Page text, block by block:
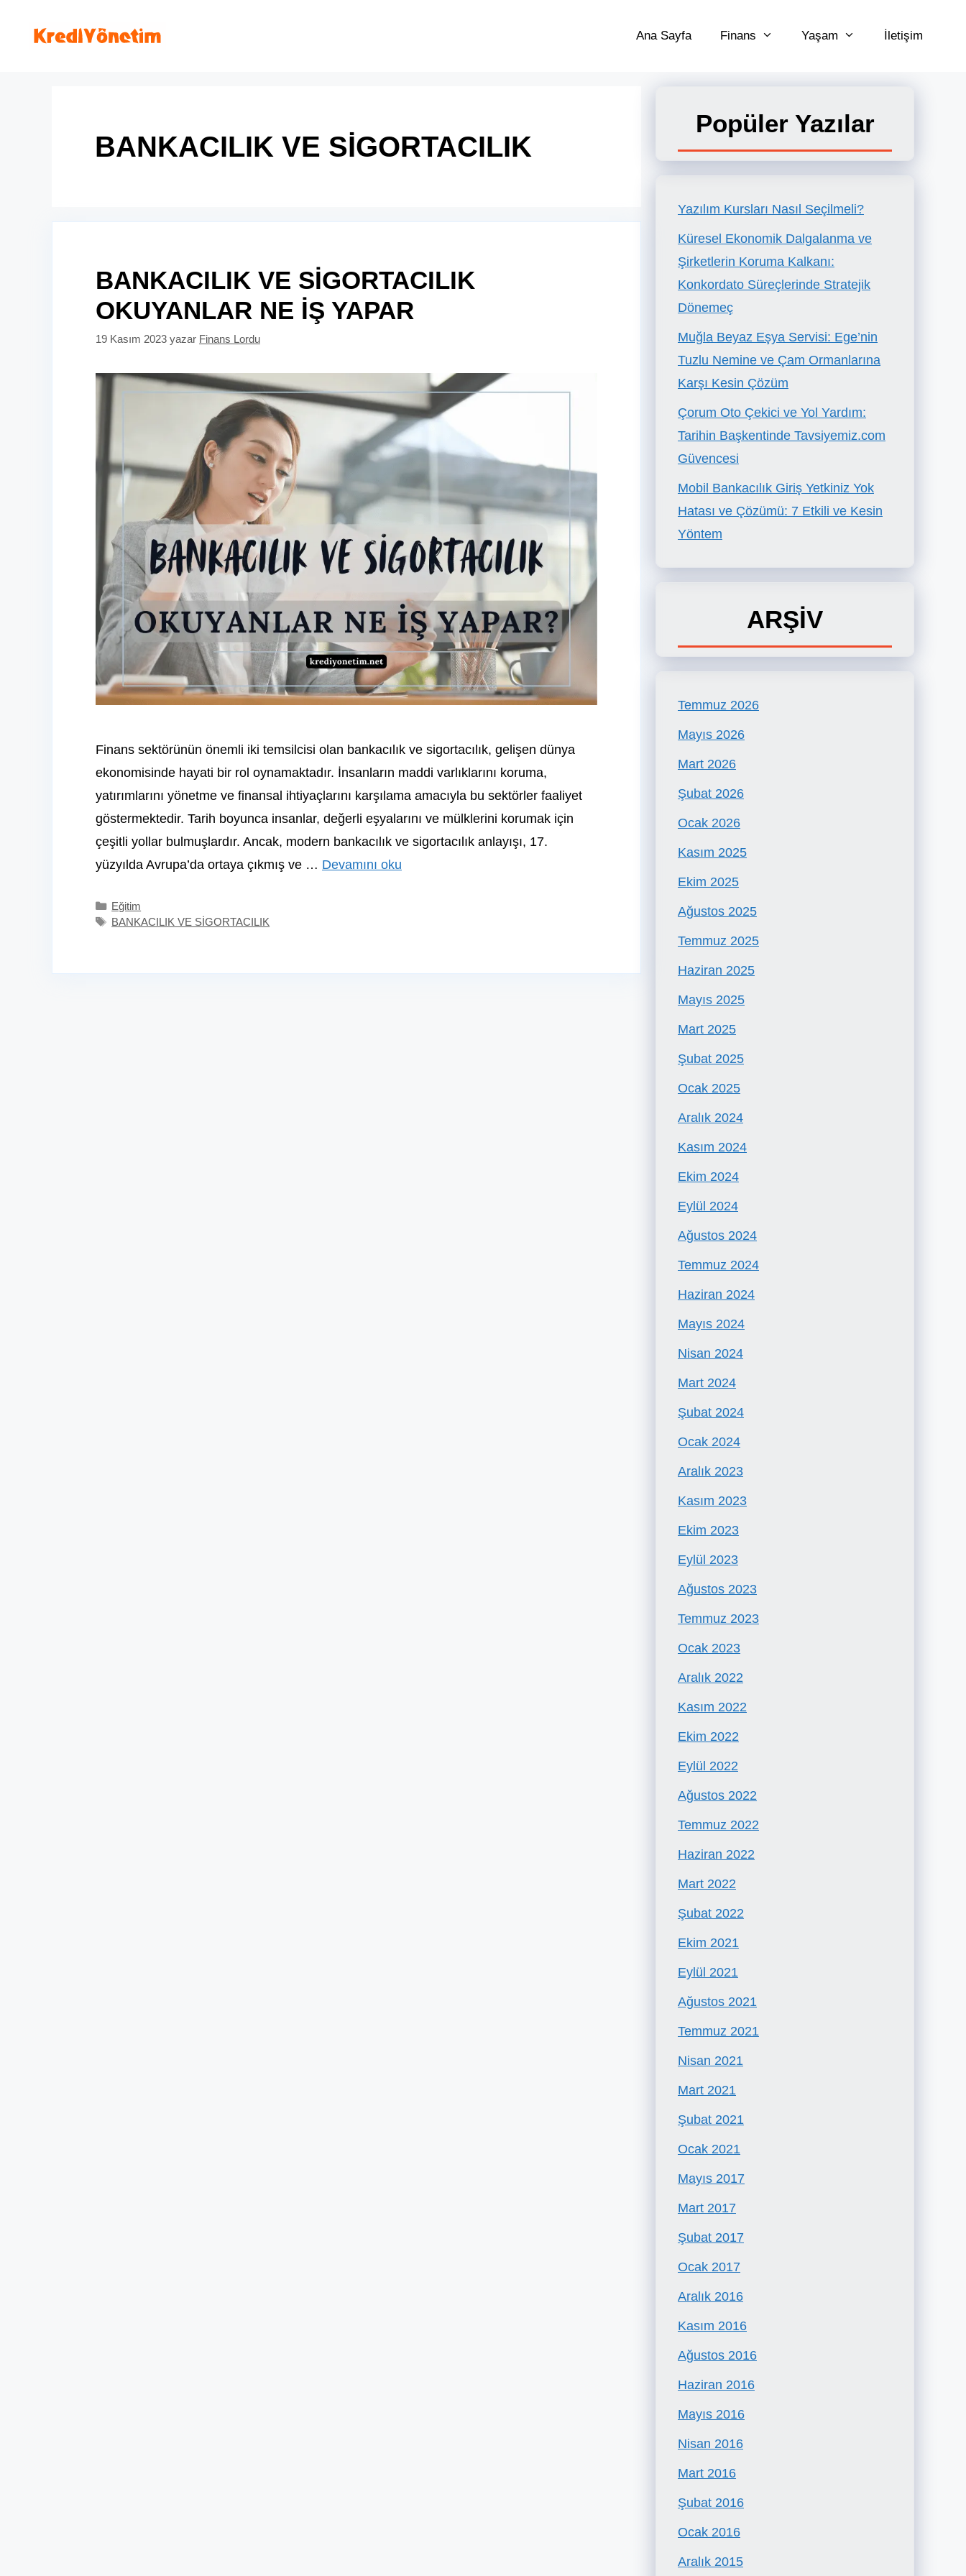
Ana Sayfa Finans Yaşam İletişim
BANKACILIK VE SİGORTACILIK
BANKACILIK VE SİGORTACILIK
OKUYANLAR NE İŞ YAPAR
19 Kasım 2023 yazar Finans Lordu
Finans sektörünün önemli iki temsilcisi olan bankacılık ve sigortacılık, gelişen dünya
ekonomisinde hayati bir rol oynamaktadır. İnsanların maddi varlıklarını koruma,
yatırımlarını yönetme ve finansal ihtiyaçlarını karşılama amacıyla bu sektörler faaliyet
göstermektedir. Tarih boyunca insanlar, değerli eşyalarını ve mülklerini korumak için
çeşitli yollar bulmuşlardır. Ancak, modern bankacılık ve sigortacılık anlayışı, 17.
yüzyılda Avrupa’da ortaya çıkmış ve … Devamını oku
Kategoriler
Eğitim
Etiketler
BANKACILIK VE SİGORTACILIK
Popüler Yazılar
Yazılım Kursları Nasıl Seçilmeli?
Küresel Ekonomik Dalgalanma ve
Şirketlerin Koruma Kalkanı:
Konkordato Süreçlerinde Stratejik
Dönemeç
Muğla Beyaz Eşya Servisi: Ege’nin
Tuzlu Nemine ve Çam Ormanlarına
Karşı Kesin Çözüm
Çorum Oto Çekici ve Yol Yardım:
Tarihin Başkentinde Tavsiyemiz.com
Güvencesi
Mobil Bankacılık Giriş Yetkiniz Yok
Hatası ve Çözümü: 7 Etkili ve Kesin
Yöntem
ARŞİV
Temmuz 2026
Mayıs 2026
Mart 2026
Şubat 2026
Ocak 2026
Kasım 2025
Ekim 2025
Ağustos 2025
Temmuz 2025
Haziran 2025
Mayıs 2025
Mart 2025
Şubat 2025
Ocak 2025
Aralık 2024
Kasım 2024
Ekim 2024
Eylül 2024
Ağustos 2024
Temmuz 2024
Haziran 2024
Mayıs 2024
Nisan 2024
Mart 2024
Şubat 2024
Ocak 2024
Aralık 2023
Kasım 2023
Ekim 2023
Eylül 2023
Ağustos 2023
Temmuz 2023
Ocak 2023
Aralık 2022
Kasım 2022
Ekim 2022
Eylül 2022
Ağustos 2022
Temmuz 2022
Haziran 2022
Mart 2022
Şubat 2022
Ekim 2021
Eylül 2021
Ağustos 2021
Temmuz 2021
Nisan 2021
Mart 2021
Şubat 2021
Ocak 2021
Mayıs 2017
Mart 2017
Şubat 2017
Ocak 2017
Aralık 2016
Kasım 2016
Ağustos 2016
Haziran 2016
Mayıs 2016
Nisan 2016
Mart 2016
Şubat 2016
Ocak 2016
Aralık 2015